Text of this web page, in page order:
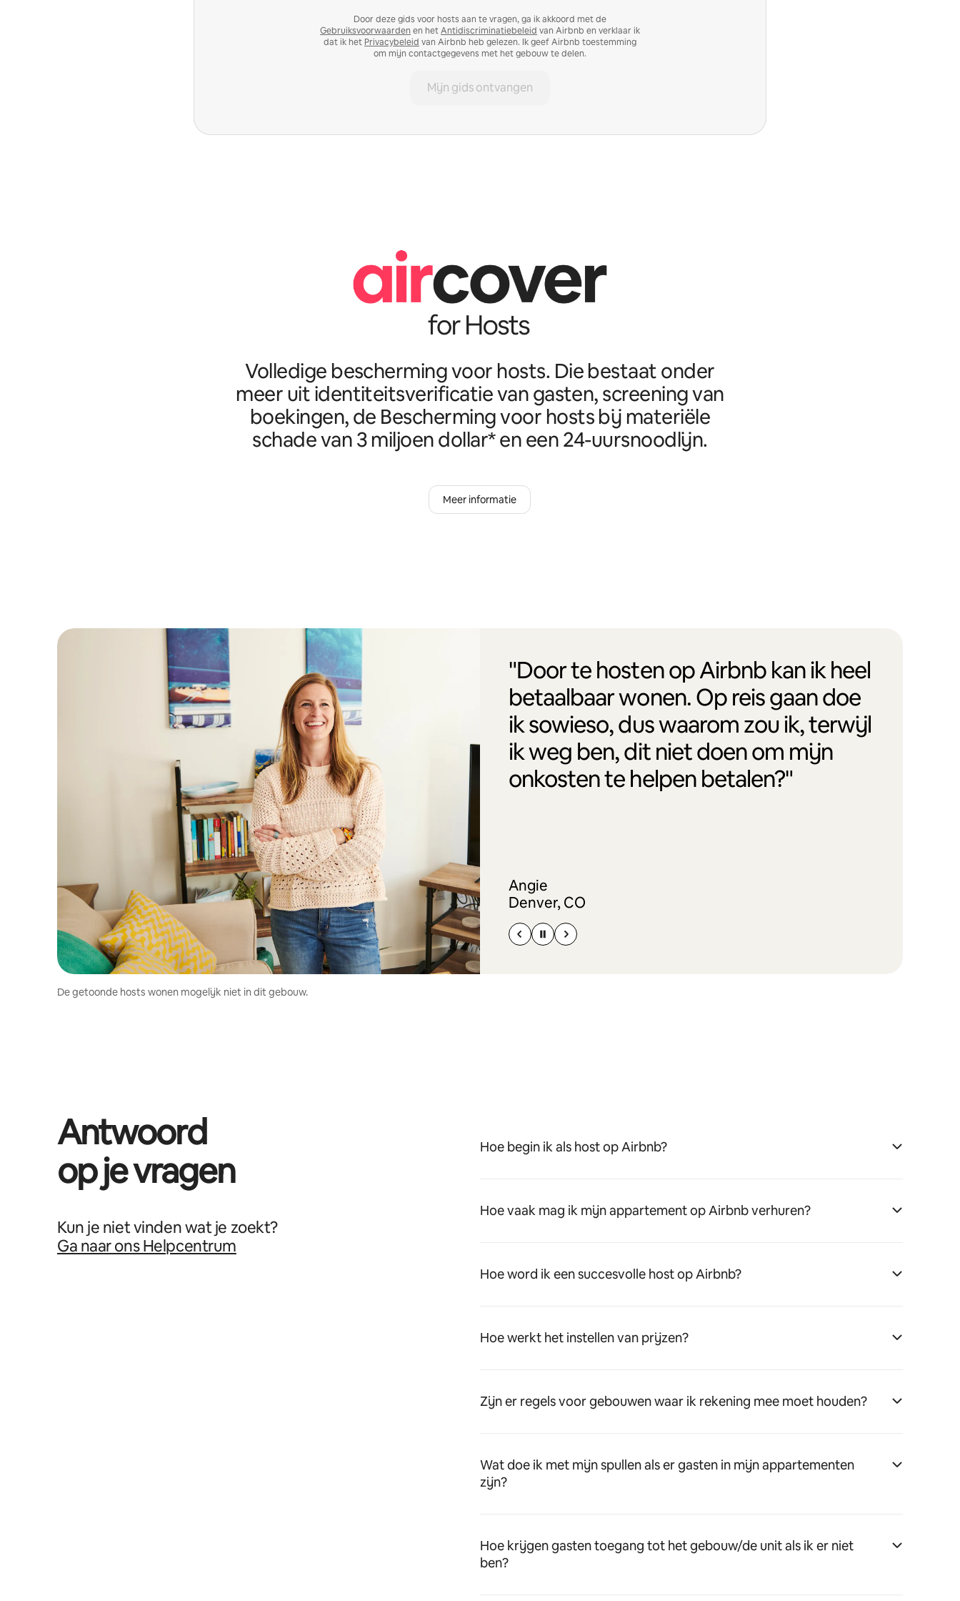
Door deze gids voor hosts aan te vragen, ga ik akkoord met de
Gebruiksvoorwaarden en hetAntidiscriminatiebeleid van Airbnb en verklaar ik
dat ik het Privacybeleid van Airbnb heb gelezen. Ik geef Airbnb toestemming
om mijn contactgegevens met het gebouw te delen.
Mijn gids ontvangen
Volledige bescherming voor hosts. Die bestaat onder
meer uit identiteitsverificatie van gasten, screening van
boekingen, de Bescherming voor hosts bij materiële
schade van 3 miljoen dollar* en een 24-uursnoodlijn.
Meer informatie
"Door te hosten op Airbnb kan ik heel
betaalbaar wonen. Op reis gaan doe
ik sowieso, dus waarom zou ik, terwijl
ik weg ben, dit niet doen om mijn
onkosten te helpen betalen?"
Angie
Denver, CO
De getoonde hosts wonen mogelijk niet in dit gebouw.
Antwoord
op je vragen
Kun je niet vinden wat je zoekt?
Ga naar ons Helpcentrum
Hoe begin ik als host op Airbnb?
Hoe vaak mag ik mijn appartement op Airbnb verhuren?
Hoe word ik een succesvolle host op Airbnb?
Hoe werkt het instellen van prijzen?
Zijn er regels voor gebouwen waar ik rekening mee moet houden?
Wat doe ik met mijn spullen als er gasten in mijn appartementen
zijn?
Hoe krijgen gasten toegang tot het gebouw/de unit als ik er niet
ben?